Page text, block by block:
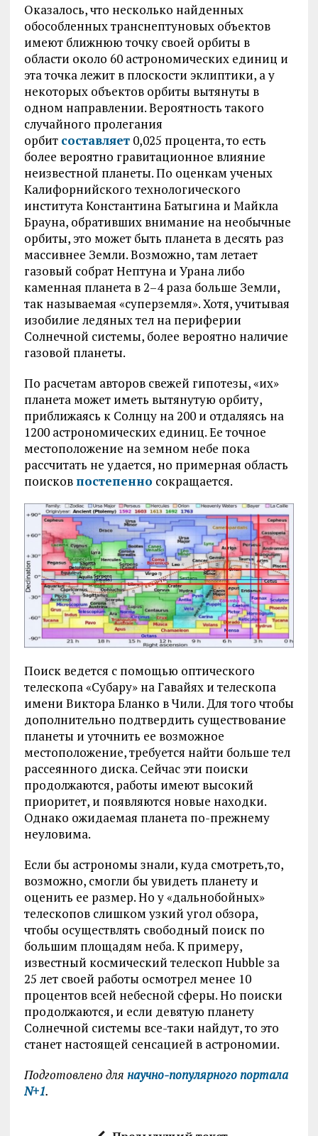
Оказалось, что несколько найденных
обособленных транснептуновых объектов
имеют ближнюю точку своей орбиты в
области около 60 астрономических единиц и
эта точка лежит в плоскости эклиптики, а у
некоторых объектов орбиты вытянуты в
одном направлении. Вероятность такого
случайного пролегания
орбит составляет0,025 процента, то есть
более вероятно гравитационное влияние
неизвестной планеты. По оценкам ученых
Калифорнийского технологического
института Константина Батыгина и Майкла
Брауна, обративших внимание на необычные
орбиты, это может быть планета в десять раз
массивнее Земли. Возможно, там летает
газовый собрат Нептуна и Урана либо
каменная планета в 2–4 раза больше Земли,
так называемая «суперземля». Хотя, учитывая
изобилие ледяных тел на периферии
Солнечной системы, более вероятно наличие
газовой планеты.
По расчетам авторов свежей гипотезы, «их»
планета может иметь вытянутую орбиту,
приближаясь к Солнцу на 200 и отдаляясь на
1200 астрономических единиц. Ее точное
местоположение на земном небе пока
рассчитать не удается, но примерная область
поисков постепенно сокращается.
Поиск ведется с помощью оптического
телескопа «Субару» на Гавайях и телескопа
имени Виктора Бланко в Чили. Для того чтобы
дополнительно подтвердить существование
планеты и уточнить ее возможное
местоположение, требуется найти больше тел
рассеянного диска. Сейчас эти поиски
продолжаются, работы имеют высокий
приоритет, и появляются новые находки.
Однако ожидаемая планета по-прежнему
неуловима.
Если бы астрономы знали, куда смотреть,то,
возможно, смогли бы увидеть планету и
оценить ее размер. Но у «дальнобойных»
телескопов слишком узкий угол обзора,
чтобы осуществлять свободный поиск по
большим площадям неба. К примеру,
известный космический телескоп Hubble за
25 лет своей работы осмотрел менее 10
процентов всей небесной сферы. Но поиски
продолжаются, и если девятую планету
Солнечной системы все-таки найдут, то это
станет настоящей сенсацией в астрономии.
Подготовлено для научно-популярного портала
N+1.